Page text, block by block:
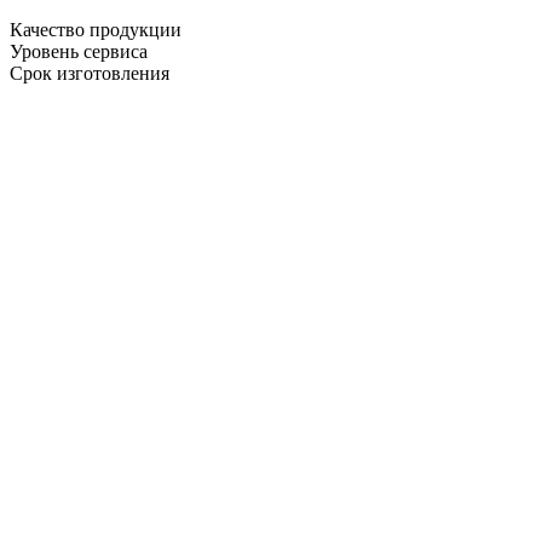
Качество продукции
Уровень сервиса
Срок изготовления